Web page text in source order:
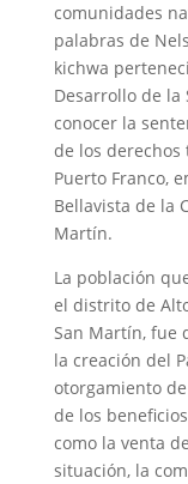
comunidades
palabras de
kichwa
Desarrollo de la
conocer la
de los
Puerto Franco,
Bellavista de la
Martín.
La población
el distrito de
San Martín, fue
la creación del
otorgamiento
de los
como la venta
situación, la